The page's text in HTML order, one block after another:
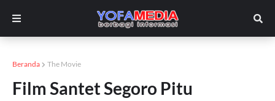
Beranda The Movie
Film Santet Segoro Pitu